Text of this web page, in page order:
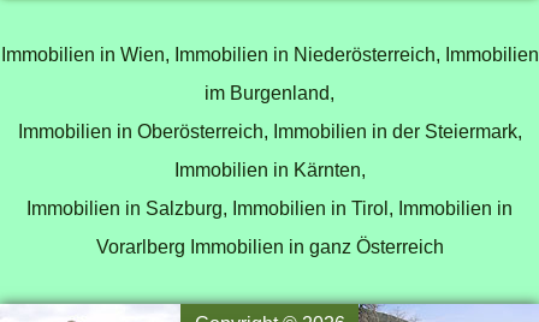
Immobilien in Wien, Immobilien in Niederösterreich, Immobilien
im Burgenland,
Immobilien in Oberösterreich, Immobilien in der Steiermark,
Immobilien in Kärnten,
Immobilien in Salzburg, Immobilien in Tirol, Immobilien in
Vorarlberg Immobilien in ganz Österreich